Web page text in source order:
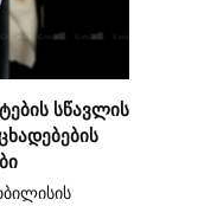
სწავლის